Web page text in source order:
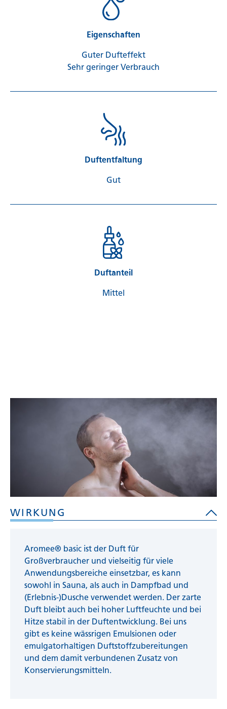
Eigenschaften
Guter Dufteffekt
Sehr geringer Verbrauch
Duftentfaltung
Gut
Duftanteil
Mittel
WIRKUNG
Aromee® basic ist der Duft für
Großverbraucher und vielseitig für viele
Anwendungsbereiche einsetzbar, es kann
sowohl in Sauna, als auch in Dampfbad und
(Erlebnis-)Dusche verwendet werden. Der zarte
Duft bleibt auch bei hoher Luftfeuchte und bei
Hitze stabil in der Duftentwicklung. Bei uns
gibt es keine wässrigen Emulsionen oder
emulgatorhaltigen Duftstoffzubereitungen
und dem damit verbundenen Zusatz von
Konservierungsmitteln.